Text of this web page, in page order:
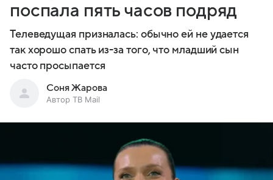
поспала пять часов подряд
Телеведущая призналась: обычно ей не удается
так хорошо спать из-за того, что младший сын
часто просыпается
Соня Жарова
Автор ТВ Mail